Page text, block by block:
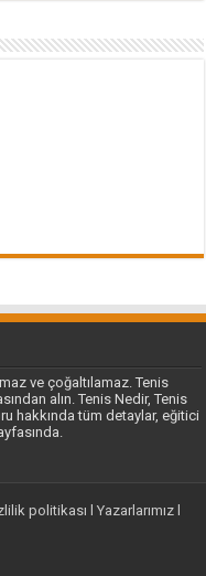
ve çoğaltılamaz. Tenis
alın. Tenis Nedir, Tenis
hakkında tüm detaylar, eğitici
politikası l Yazarlarımızl